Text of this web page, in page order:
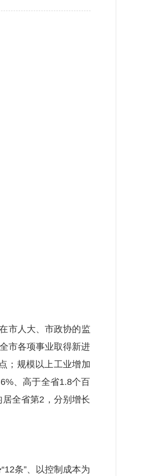
市人大、市政协的监
市各项事业取得新进
；规模以上工业增加
、高于全省1.8个百
全省第2，分别增长
条”、以控制成本为